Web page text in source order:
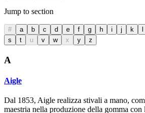
Jump to section
# a b c d e f g h i j k
s
t u v w x y z
A
Aigle
Dal 1853, Aigle realizza stivali a mano,
maestria nella produzione della gomma con